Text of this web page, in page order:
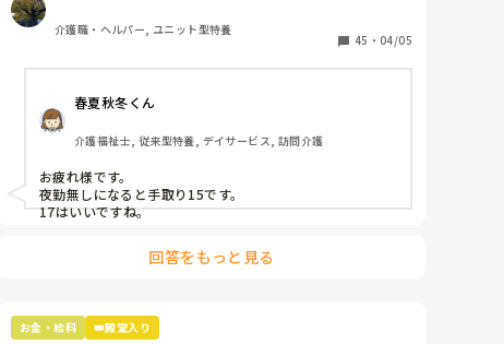
人が増えて残業減るのはいいけど生活は苦しいよ
せめて20乗ってくれないときついて
介護職・ヘルパー, ユニット型特養
45 ・ 04/05
春夏秋冬くん
介護福祉士, 従来型特養, デイサービス, 訪問介護
お疲れ様です。
夜勤無しになると手取り15です。
17はいいですね。
回答をもっと見る
お金・給料 👑殿堂入り